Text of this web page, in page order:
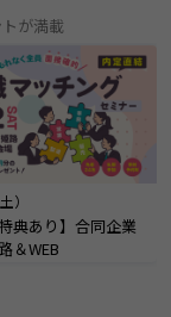
が満載
）
典あり】合同企業
＆WEB